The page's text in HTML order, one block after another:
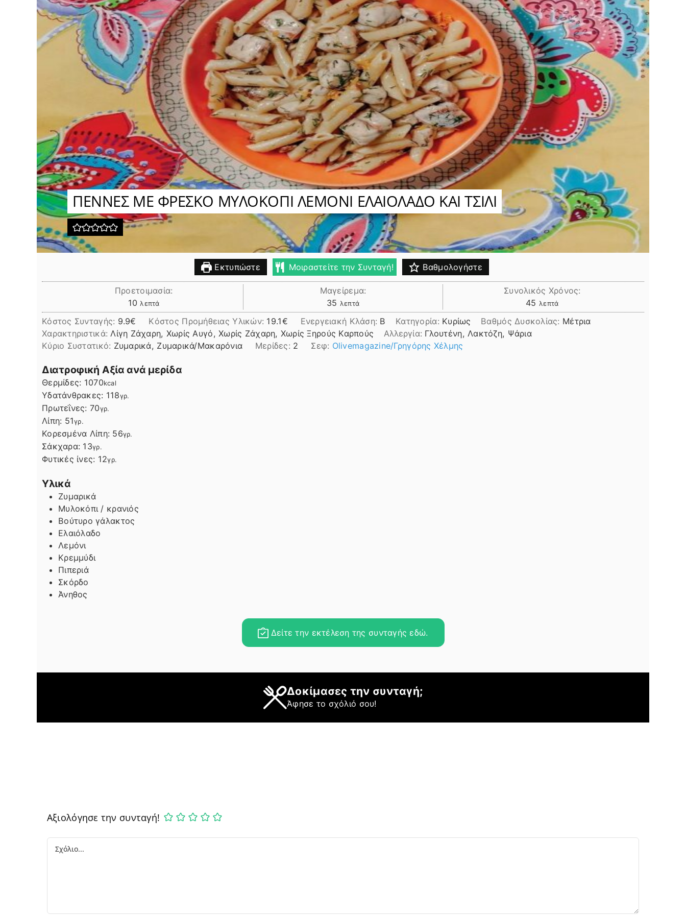
ΠΕΝΝΕΣ ΜΕ ΦΡΕΣΚΟ ΜΥΛΟΚΟΠΙ ΛΕΜΟΝΙ ΕΛΑΙΟΛΑΔΟ ΚΑΙ ΤΣΙΛΙ
Εκτυπώστε Μοιραστείτε την Συνταγή! Βαθμολογήστε
Προετοιμασία:
10 λεπτά
λεπτά
Μαγείρεμα:
35 λεπτά
λεπτά
Συνολικός Χρόνος:
45 λεπτά
λεπτά
Κόστος Συνταγής: 9.9€ Kόστος Προμήθειας Υλικών: 19.1 Ενεργειακή Κλάση: B Κατηγορία: Κυρίως Βαθμός Δυσκολίας: Μέτρια
Χαρακτηριστικά: Λίγη Ζάχαρη, Χωρίς Αυγό, Χωρίς Ζάχαρη, Χωρίς Ξηρούς Καρπούς Αλλεργία: Γλουτένη, Λακτόζη, Ψάρια
Kύριο Συστατικό: Ζυμαρικά, Ζυμαρικά/Μακαρόνια Μερίδες: 2 Σεφ: Olivemagazine/Γρηγόρης Χέλμης
Διατροφική Αξία ανά μερίδα
Θερμίδες: 1070kcal
Υδατάνθρακες: 118γρ.
Πρωτεΐνες: 70γρ.
Λίπη
Λίπη: 51γρ.
Κορεσμένα Λίπη: 56γρ.
Σάκχαρα: 13γρ.
Φυτικές ίνες: 12γρ.
Υλικά
Ζυμαρικά
Μυλοκόπι / κρανιός
Βούτυρο γάλακτος
Ελαιόλαδο
Λεμόνι
Κρεμμύδι
Πιπεριά
Σκόρδο
Άνηθος
Δείτε την εκτέλεση της συνταγής εδώ.
Δοκίμασες την συνταγή;
Άφησε το σχόλιό σου!
Αξιολόγησε την συνταγή!
Comment